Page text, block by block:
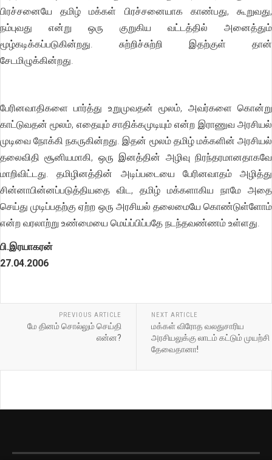
பிரச்சனையே தமிழ் மக்கள் பிரச்சனையாக காண்பது, கூறுவது,
நம்புவது என்று ஒரு குறுகிய வட்டத்தில் அனைத்தும்
மூழ்கடிக்கப்படுகின்றது. சுற்றிச்சுற்றி இதற்குள் தான்
சேடமிழுக்கின்றது.
பேரினவாதிகளை பார்த்து உறுமுவதன் மூலம், அவர்களை கொன்று
காட்டுவதன் மூலம், எதையும் சாதிக்கமுடியும் என்ற இராணுவ அரசியல்
முடிவை நோக்கி நகருகின்றது. இதன் மூலம் தமிழ் மக்களின் அரசியல்
தலைவிதி சூனியமாகி, ஒரு இனத்தின் அழிவு நிரந்தரமானதாகவே
மாறிவிட்டது. தமிழினத்தின் அடிப்படையை பேரினவாதம் அழித்து
சின்னாபின்னப்படுத்தியதை விட, தமிழ் மக்களாகிய நாமே அதை
செய்து முடிப்பதற்கு ஏற்ற ஒரு அரசியல் தலைமையே கொண்டுள்ளோம்
என்ற வரலாற்று உண்மையை மெய்ப்பிப்பதே நடந்தவண்ணம் உள்ளது.
பி.இரயாகரன்
27.04.2006
PREVIOUS ARTICLE
மே தினம் சொல்லும் செய்தி
என்ன?
NEXT ARTICLE
மக்கள் விரோத வலதுசாரிய
அரசியலுக்கு லாடம் கட்டும் முயற்சி
தேவைதானா!